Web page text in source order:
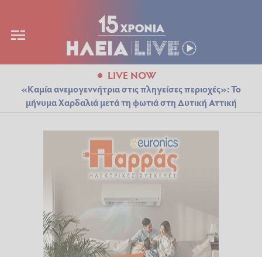
LIVE NOW
«Καμία ανεμογεννήτρια στις πληγείσες περιοχές»: Το
μήνυμα Χαρδαλιά μετά τη φωτιά στη Δυτική Αττική